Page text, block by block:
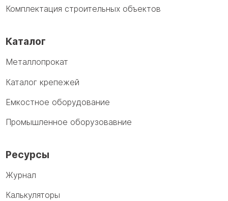
Комплектация строительных объектов
Каталог
Металлопрокат
Каталог крепежей
Емкостное оборудование
Промышленное оборузовавние
Ресурсы
Журнал
Калькуляторы